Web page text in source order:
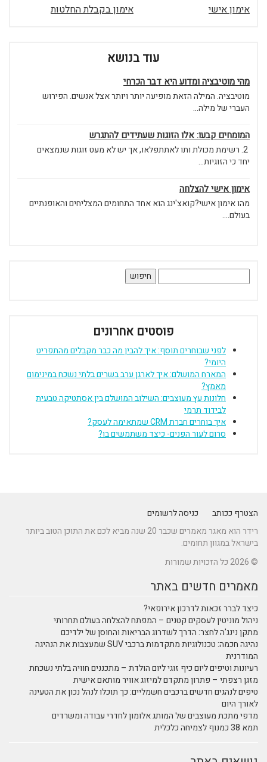
אימון אישי אימון בקבלת החלטות
עוד בנושא
מהי מוטיבציה ומדוע היא דבר הכרחי
מוטיבציה. המילה הזאת מופיעה יותר ויותר אצל אנשים. הפירוש
העברי של מילה...
המומחים קבעו: אלו הזוגות שעתידים להתגרש
2. רשימת מכולת ותו לאתתפלאו, אך יש לא מעט זוגות שנמצאים
יחד כי הזוגיות...
אימון אישי להצלחה
מהו אימון אישי?קואצ'ינג הוא אחד התחומים המצליחים והאופנתיים
בעולם....
חיפוש:
פוסטים אחרונים
לפני שבוחרים תוסף: איך להבין מה כבר מקבלים מהתפריט
היומי?
המארח המושלם: איך לארגן ערב בשרים בלתי נשכח במינימום
מאמץ?
חלונות עץ מעוצבים: השילוב המושלם בין אסתטיקה טבעית
לבידוד תרמי
איך בוחרים חברת CRM שמתאימה לעסק?
סרום לעור הפנים- כיצד משתמשים בו?
הצטרף ככותב
כניסה לרשומים
רידר הוא מאגר מאמרים שכבר 20 שנה מביא לכם את התוכן הטוב ביותר
בישראל במגוון תחומים.
© 2026 כל הזכויות שמורות
מאמרים חדשים באתר
כיצד לברר זכאות לדרכון אירופאי?
ניהול מוניטין לעסקים קטנים – המפתח להצלחה בעולם תחרותי
מתקן נינג'ה לחצר: הדרך לשדרוג הבריאות והחוסן של ילדיכם
נהיגה חכמה: טכנולוגיות מתקדמות ברכבי SUV שמעצבות את הנהיגה
המודרנית
רעיונות וטיפים ליום כיף זוגי ליום הולדת – מתכננים חוויה בלתי נשכחת
מזגן רצפתי – פתרון מתקדם למיזוג אוויר מותאם אישית
טיפים לנהגים חדשים ברכבים חשמליים: כך תוכלו לנהל נכון את הטעינה
לאורך היום
מדפי מתכת מעוצבים של המותג אלומון לחדרי עבודה ומשרדים
תמא 38 כמנוף לצמיחה כלכלית